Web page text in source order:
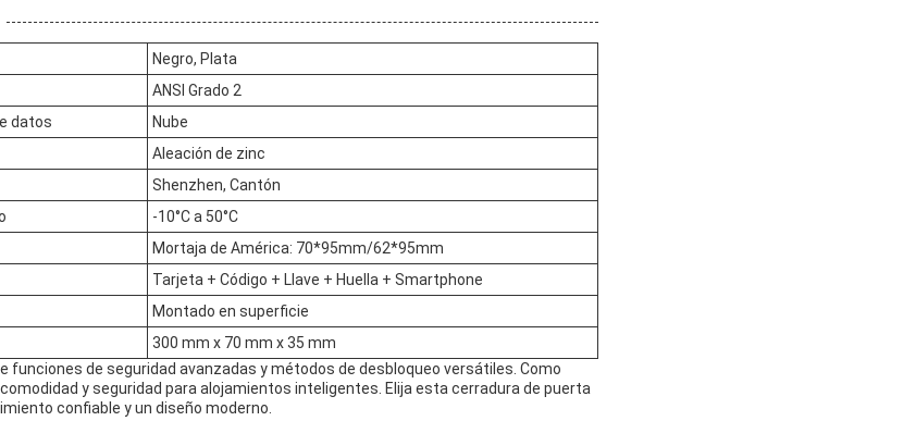
Negro, Plata
ANSI Grado 2
datos
Nube
Aleación de zinc
Shenzhen, Cantón
-10°C a 50°C
Mortaja de América: 70*95mm/62*95mm
Tarjeta + Código + Llave + Huella + Smartphone
Montado en superficie
300 mm x 70 mm x 35 mm
funciones de seguridad avanzadas y métodos de desbloqueo versátiles. Como
y seguridad para alojamientos inteligentes. Elija esta cerradura de puerta
confiable y un diseño moderno.